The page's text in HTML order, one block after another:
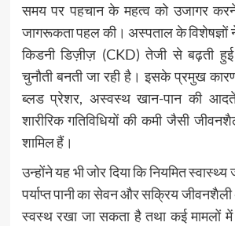
समय पर पहचान के महत्व को उजागर
जागरूकता पहल की। अस्पताल के विशेषज्ञों
किडनी डिज़ीज़ (CKD) तेजी से बढ़ती
चुनौती बनती जा रही है। इसके प्रमुख
ब्लड प्रेशर, अस्वस्थ खान-पान की
शारीरिक गतिविधियों की कमी जैसी
शामिल हैं।
उन्होंने यह भी जोर दिया कि नियमित
पर्याप्त पानी का सेवन और सक्रिय
स्वस्थ रखा जा सकता है तथा कई मामलों में